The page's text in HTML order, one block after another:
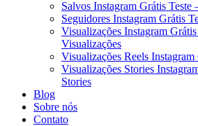
Salvos Instagram Grátis Teste
Seguidores Instagram Grátis
Visualizações Instagram
Visualizações
Visualizações Reels
Visualizações Stories
Stories
Blog
Sobre nós
Contato